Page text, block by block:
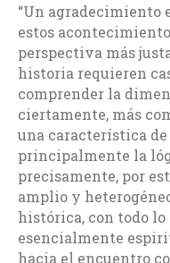
“Un agradecimiento
estos
perspectiva más
historia requieren
comprender la
ciertamente, más
una característica
principalmente la
precisamente, por
amplio y
histórica, con todo
esencialmente
hacia el encuentro